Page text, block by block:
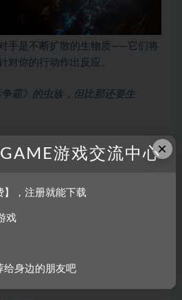
手是不断扩散的生物质——它们将
对你的行动作出反应。
霸》的虫族，但比那还要生
地管理与战术任务元素似乎是来×
游戏交流中心
】，注册就能下载
戏
给身边的朋友吧